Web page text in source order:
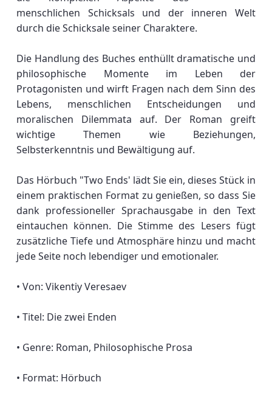
menschlichen Schicksals und der inneren Welt
durch die Schicksale seiner Charaktere.
Die Handlung des Buches enthüllt dramatische und
philosophische Momente im Leben der
Protagonisten und wirft Fragen nach dem Sinn des
Lebens, menschlichen Entscheidungen und
moralischen Dilemmata auf. Der Roman greift
wichtige Themen wie Beziehungen,
Selbsterkenntnis und Bewältigung auf.
Das Hörbuch "Two Ends' lädt Sie ein, dieses Stück in
einem praktischen Format zu genießen, so dass Sie
dank professioneller Sprachausgabe in den Text
eintauchen können. Die Stimme des Lesers fügt
zusätzliche Tiefe und Atmosphäre hinzu und macht
jede Seite noch lebendiger und emotionaler.
• Von: Vikentiy Veresaev
• Titel: Die zwei Enden
• Genre: Roman, Philosophische Prosa
• Format: Hörbuch